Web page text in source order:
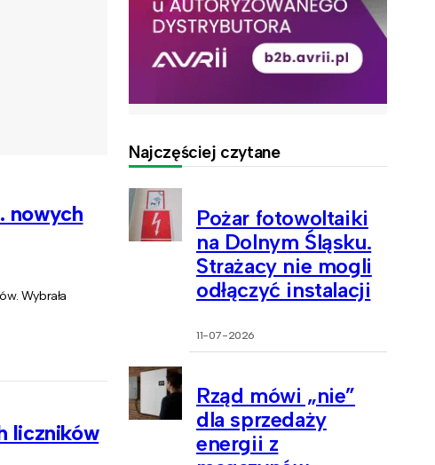
nowych
Wybrała
liczników
Najczęściej czytane
Pożar fotowoltaiki
na Dolnym Śląsku.
Strażacy nie mogli
odłączyć instalacji
11-07-2026
Rząd mówi „nie”
dla sprzedaży
energii z